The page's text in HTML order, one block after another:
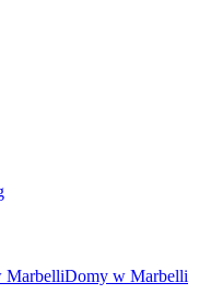
MarbelliDomy w Marbelli